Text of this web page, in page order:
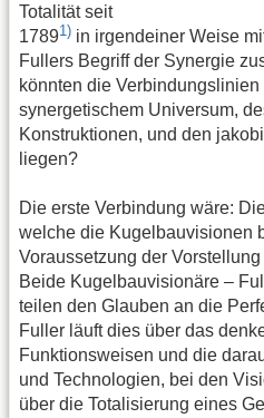
Totalität seit
17891) in irgendeiner Weise
Fullers Begriff der Synergie
könnten die
synergetischem Universum,
Konstruktionen, und den
liegen?
Die erste Verbindung wäre:
welche die Kugelbauvisionen
Voraussetzung der
Beide Kugelbauvisionäre –
teilen den Glauben an die
Fuller läuft dies über das
Funktionsweisen und die
und Technologien, bei den
über die Totalisierung eines